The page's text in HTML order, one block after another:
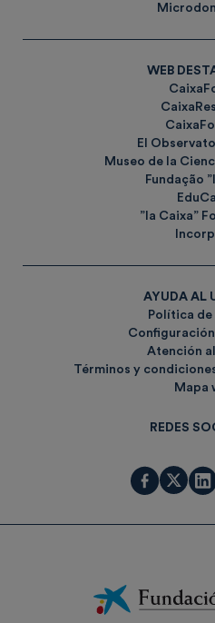
WEB
El
Museo de la
Fundação
”la Caixa”
AYUDA AL
Política
Atención
Términos y
Mapa
REDES
Fundación
La